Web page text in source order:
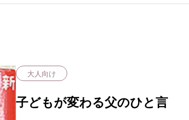
おすすめの絵本
大人向け
子どもが変わる父のひと言